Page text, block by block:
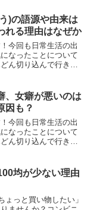
)の語源や由来は
れる理由はなぜか
今回も日常生活の出
なったことについて
ん切り込んで行きた
）」という言葉がな
るよう...
、女癖が悪いのは
因も？
今回も日常生活の出
なったことについて
ん切り込んで行きた
んの酒癖や女癖の悪
均が少ない理由
ょっと買い物したい」